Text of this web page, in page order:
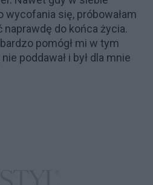
wycofania się, próbowałam
naprawdę do końca życia.
pomógł mi w tym
poddawał i był dla mnie